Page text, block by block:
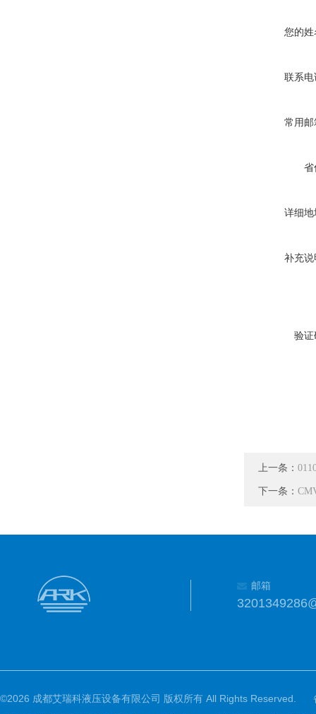
您的
联系
常用
省
详细
补充
验
上一条：
下一条：
邮箱
©2026 成都艾瑞科液压设备有限公司 版权所有 All Rights Reserved.